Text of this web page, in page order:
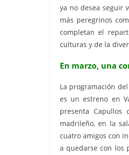
ya no desea seguir
más peregrinos
completan el
culturas y de la
En marzo, una
La programación
es un estreno en
presenta
madrileño, en la
cuatro amigos con
a quedarse con los